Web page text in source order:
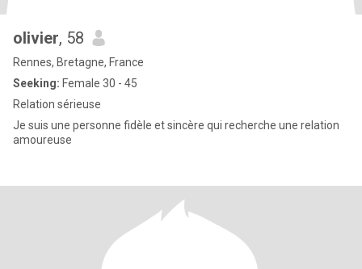
olivier, 58
Rennes, Bretagne, France
Seeking: Female 30 - 45
Relation sérieuse
Je suis une personne fidèle et sincère qui recherche une relation
amoureuse